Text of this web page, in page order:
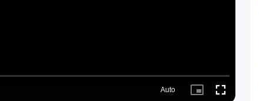
Auto
Picture- Fullscreen